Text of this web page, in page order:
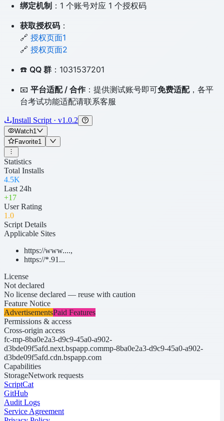
绑定机制 ：1 个账号对应 1 个授权码
获取授权码 ：
🔗 授权页面1
🔗 授权页面2
☎️ QQ 群 ：1031537201
📧 平台适配 / 合作：提供测试账号即可免费适配，各平
台考试功能适配请联系客服
Install Script · v1.0.2
Watch1
Favorite1
Statistics
Total Installs
4.5K
Last 24h
+17
User Rating
1 .0
Script Details
Applicable Sites
https://www....,
https://*.91...
License
Not declared
No license declared — reuse with caution
Feature Notice
AdvertisementsPaid Features
Permissions & access
Cross-origin access
fc-mp-8ba0e2a3-d9c9-45a0-a902-
d3bde09f5afd.next.bspapp.commp-8ba0e2a3-d9c9-45a0-a902-
d3bde09f5afd.cdn.bspapp.com
Capabilities
StorageNetwork requests
ScriptCat
GitHub
Audit Logs
Service Agreement